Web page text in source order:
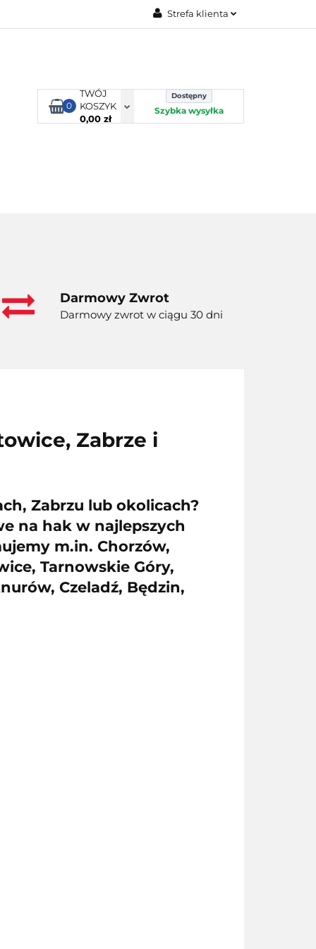
Strefa klienta
Dodaj zgłoszenie
0
TWÓJ
KOSZYK
0,00 zł
Dostępny
Szybka wysyłka
Darmowy Zwrot
Darmowy zwrot w ciągu 30 dni
Zabrze i
Zabrzu lub okolicach?
na hak w najlepszych
m.in. Chorzów,
Tarnowskie Góry,
Czeladź, Będzin,